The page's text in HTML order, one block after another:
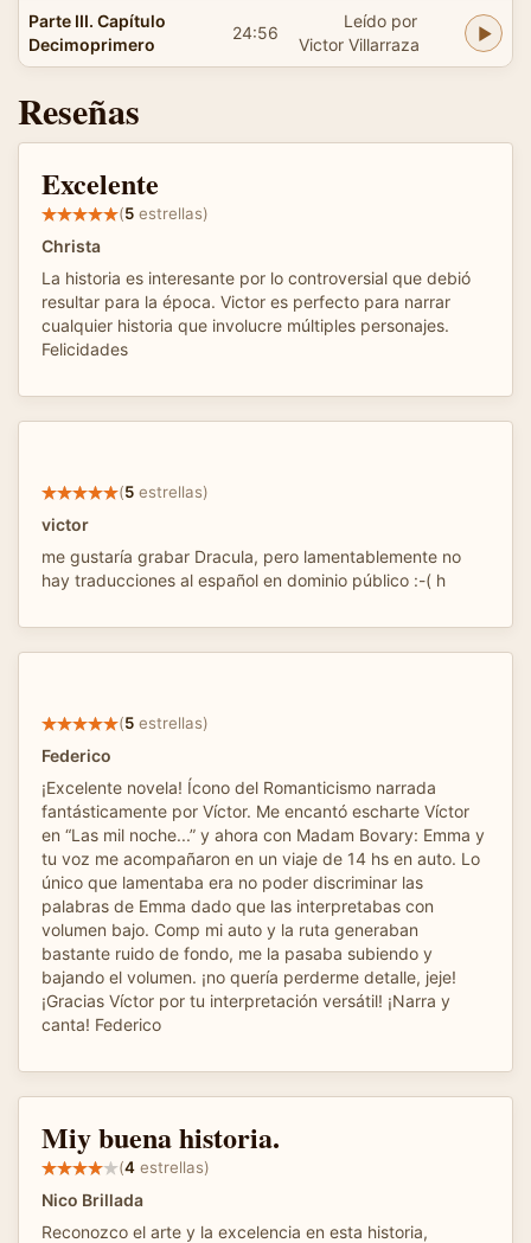
Parte III. Capítulo
Decimoprimero
24:56
Leído por
Victor Villarraza
Reseñas
Excelente
(5 estrellas)
Christa
La historia es interesante por lo controversial que debió
resultar para la época. Victor es perfecto para narrar
cualquier historia que involucre múltiples personajes.
Felicidades
(5 estrellas)
victor
me gustaría grabar Dracula, pero lamentablemente no
hay traducciones al español en dominio público :-( h
(5 estrellas)
Federico
¡Excelente novela! Ícono del Romanticismo narrada
fantásticamente por Víctor. Me encantó escharte Víctor
en “Las mil noche...” y ahora con Madam Bovary: Emma y
tu voz me acompañaron en un viaje de 14 hs en auto. Lo
único que lamentaba era no poder discriminar las
palabras de Emma dado que las interpretabas con
volumen bajo. Comp mi auto y la ruta generaban
bastante ruido de fondo, me la pasaba subiendo y
bajando el volumen. ¡no quería perderme detalle, jeje!
¡Gracias Víctor por tu interpretación versátil! ¡Narra y
canta! Federico
Miy buena historia.
(4 estrellas)
Nico Brillada
Reconozco el arte y la excelencia en esta historia,